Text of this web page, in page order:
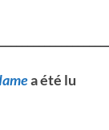
a été lu